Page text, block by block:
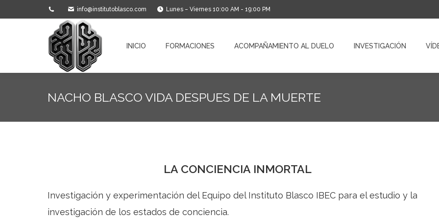
info@institutoblasco.com Lunes – Viernes 10:00 AM - 19:00 PM
INICIO FORMACIONES ACOMPAÑAMIENTO AL DUELO INVESTIGACIÓN
NACHO BLASCO VIDA DESPUES DE LA MUERTE
LA CONCIENCIA INMORTAL
Investigación y experimentación del Equipo del Instituto Blasco IBEC para el estudio y la
investigación de los estados de conciencia.